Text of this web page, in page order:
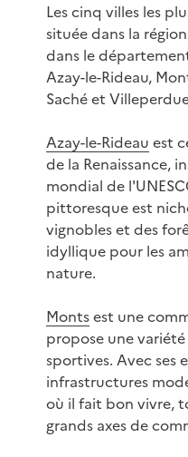
Les cinq villes les
située dans la
dans le
Azay-le-Rideau,
Saché et
Azay-le-Rideau est
de la Renaissance,
mondial de
pittoresque est
vignobles et des
idyllique pour les
nature.
Montsest une
propose une
sportives. Avec ses
infrastructures
où il fait bon vivre,
grands axes de